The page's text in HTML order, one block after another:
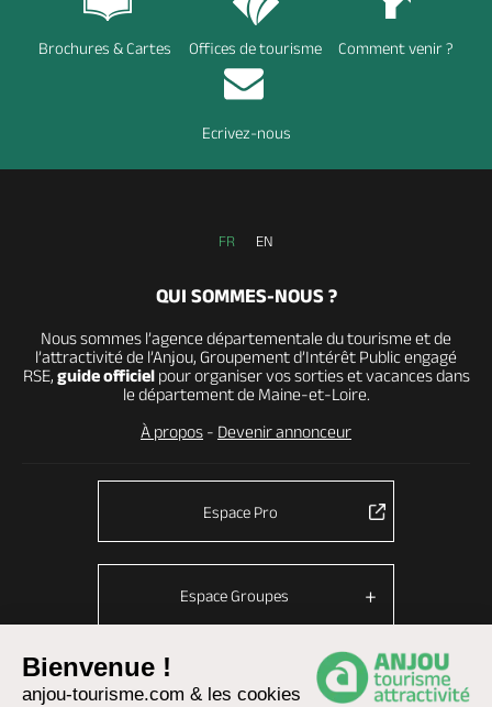
Bienvenue !
anjou-tourisme.com & les cookies
Brochures & Cartes Offices de tourisme Comment venir ?
Ecrivez-nous
FR EN
QUI SOMMES-NOUS ?
Nous sommes l’agence départementale du tourisme et de
l’attractivité de l’Anjou, Groupement d’Intérêt Public engagé
RSE, guide officielpour organiser vos sorties et vacances dans
le département de Maine-et-Loire.
À propos - Devenir annonceur
Espace Pro
Espace Groupes
© Anjou tourisme 2026 -Plan du site-Fonctionnement du site